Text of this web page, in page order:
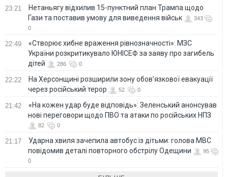
23:21
Нетаньягу відхилив 15-пунктний план Трампа щодо
Гази та поставив умову для виведення військ
343
0
22:49
«Створює хибне враження рівнозначності»: МЗС
України розкритикувало ЮНІСЕФ за заяву про загибель
дітей
286 0
22:22
На Херсонщині розширили зону обов’язкової евакуації
через російський терор
52 0
21:42
«На кожен удар буде відповідь»: Зеленський анонсував
нові переговори щодо ПВО та атаки по російських НПЗ
82 0
21:17
Ударна хвиля зачепила автобус із дітьми: голова МВС
повідомив деталі повторного обстрілу Одещини
95
0